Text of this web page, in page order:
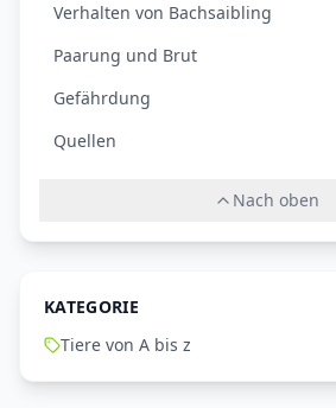
Verhalten von Bachsaibling
Paarung und Brut
Gefährdung
Quellen
Nach oben
KATEGORIE
Tiere von A bis z